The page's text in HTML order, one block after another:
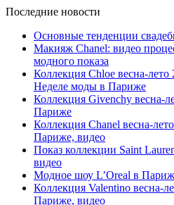
Последние новости
Основные тенденции
Макияж Chanel: видео
модного показа
Коллекция Chloe весна-лето
Неделе моды в Париже
Коллекция Givenchy весна-
Париже
Коллекция Chanel весна-
Париже, видео
Показ коллекции Saint
видео
Модное шоу L’Oreal в
Коллекция Valentino весна-
Париже, видео